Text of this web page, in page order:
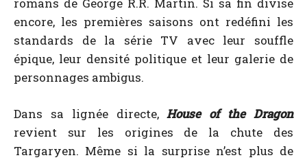
encore, les premières saisons ont redéfini les
standards de la série TV avec leur souffle
épique, leur densité politique et leur galerie de
personnages ambigus.
Dans sa lignée directe,House of the Dragon
revient sur les origines de la chute des
Targaryen. Même si la surprise n’est plus de